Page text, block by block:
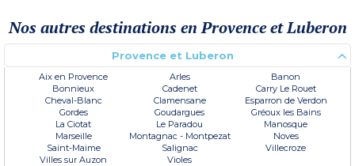
Nos autres destinations en Provence et Luberon
Provence et Luberon
Aix en Provence Arles
Banon
Bonnieux
Cadenet
Carry Le Rouet
Cheval-Blanc
Clamensane
Esparron de Verdon
Gordes
Goudargues
Gréoux les Bains
La Ciotat
Le Paradou
Manosque
Marseille
Montagnac - Montpezat
Noves
Saint-Maime
Salignac
Villecroze
Villes sur Auzon
Violes